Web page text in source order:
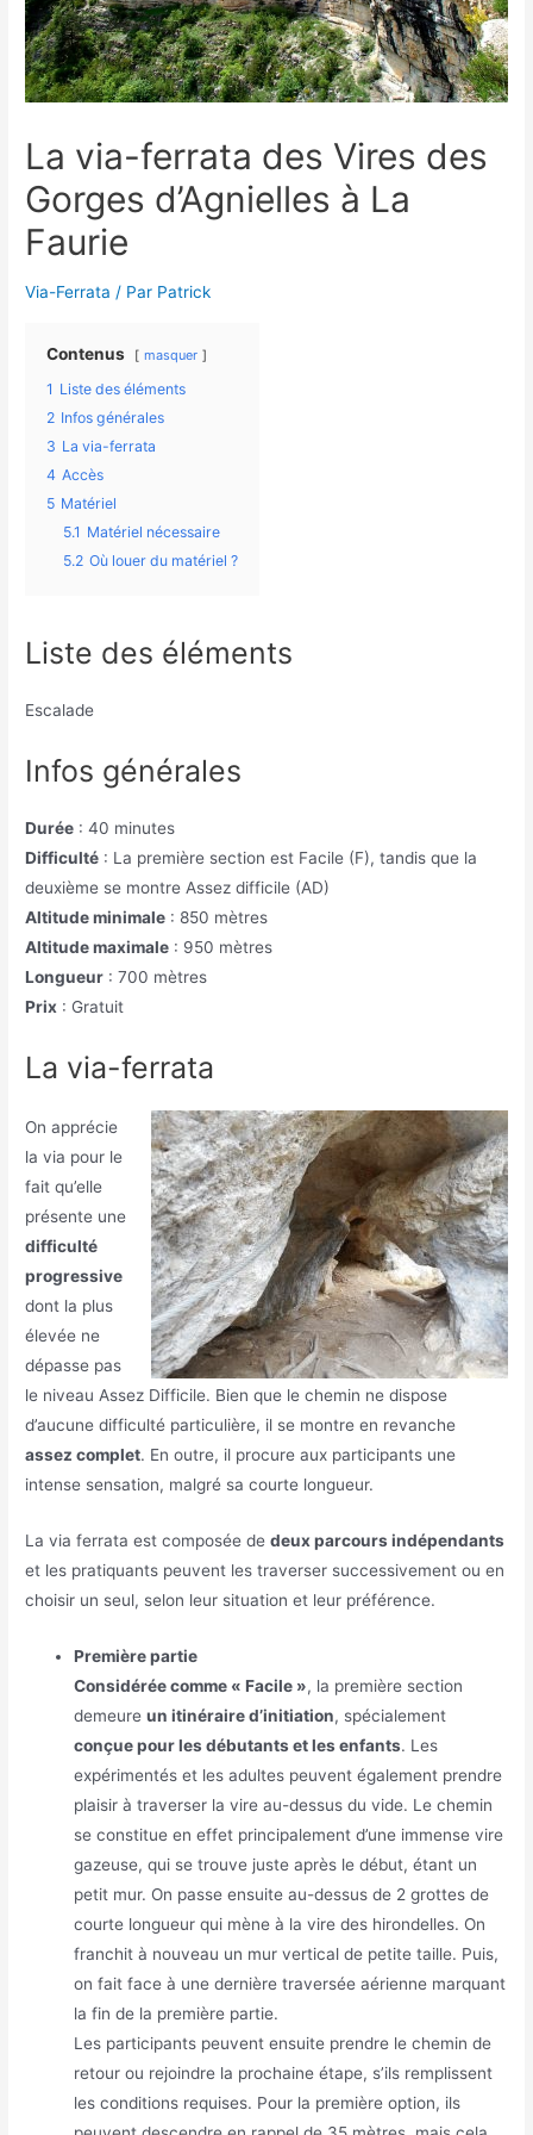
La via-ferrata des Vires des
Gorges d’Agnielles à La
Faurie
Via-Ferrata / Par Patrick
Contenus masquer
1 Liste des éléments
2 Infos générales
3 La via-ferrata
4 Accès
5 Matériel
5.1 Matériel nécessaire
5.2 Où louer du matériel ?
Liste des éléments
Escalade
Infos générales
Durée : 40 minutes
Difficulté : La première section est Facile (F), tandis que la
deuxième se montre Assez difficile (AD)
Altitude minimale : 850 mètres
Altitude maximale : 950 mètres
Longueur : 700 mètres
Prix : Gratuit
La via-ferrata
On apprécie
la via pour le
fait qu’elle
présente une
difficulté
progressive
dont la plus
élevée ne
dépasse pas
le niveau Assez Difficile. Bien que le chemin ne dispose
d’aucune difficulté particulière, il se montre en revanche
assez complet. En outre, il procure aux participants une
intense sensation, malgré sa courte longueur.
La via ferrata est composée dedeux parcours indépendants
et les pratiquants peuvent les traverser successivement ou en
choisir un seul, selon leur situation et leur préférence.
Première partie
Considérée comme « Facile », la première section
demeureun itinéraire d’initiation, spécialement
conçue pour les débutants et les enfants. Les
expérimentés et les adultes peuvent également prendre
plaisir à traverser la vire au-dessus du vide. Le chemin
se constitue en effet principalement d’une immense vire
gazeuse, qui se trouve juste après le début, étant un
petit mur. On passe ensuite au-dessus de 2 grottes de
courte longueur qui mène à la vire des hirondelles. On
franchit à nouveau un mur vertical de petite taille. Puis,
on fait face à une dernière traversée aérienne marquant
la fin de la première partie.
Les participants peuvent ensuite prendre le chemin de
retour ou rejoindre la prochaine étape, s’ils remplissent
les conditions requises. Pour la première option, ils